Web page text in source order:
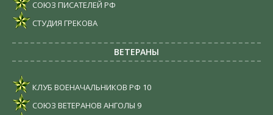
СОЮЗ ПИСАТЕЛЕЙ РФ
СТУДИЯ ГРЕКОВА
ВЕТЕРАНЫ
КЛУБ ВОЕНАЧАЛЬНИКОВ РФ 10
СОЮЗ ВЕТЕРАНОВ АНГОЛЫ 9